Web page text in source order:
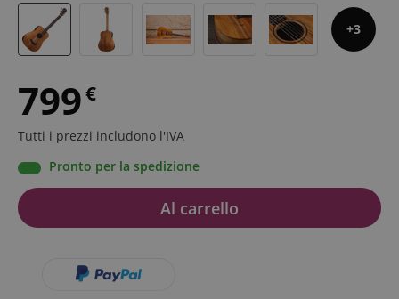
3
799€
Tutti i prezzi includono l'IVA
Pronto per la spedizione
Al carrello